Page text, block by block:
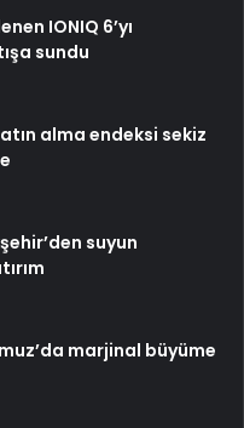
IONIQ 6’yı
sundu
alma endeksi sekiz
suyun
marjinal büyüme